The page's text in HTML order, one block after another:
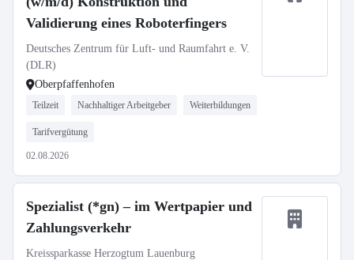
Validierung eines Roboterfingers
Deutsches Zentrum für Luft- und Raumfahrt e. V.
(DLR)
Oberpfaffenhofen
Teilzeit Nachhaltiger Arbeitgeber Weiterbildungen
Tarifvergütung
02.08.2026
Spezialist (*gn) – im Wertpapier und
Zahlungsverkehr
Kreissparkasse Herzogtum Lauenburg